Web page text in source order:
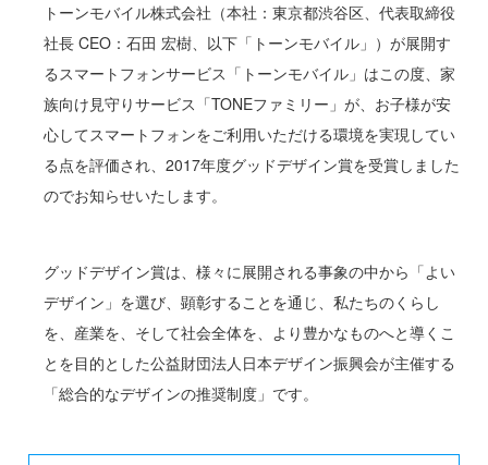
トーンモバイル株式会社（本社：東京都渋谷区、代表取締役
社長 CEO：石田 宏樹、以下「トーンモバイル」）が展開す
るスマートフォンサービス「トーンモバイル」はこの度、家
族向け見守りサービス「TONEファミリー」が、お子様が安
心してスマートフォンをご利用いただける環境を実現してい
る点を評価され、2017年度グッドデザイン賞を受賞しました
のでお知らせいたします。
グッドデザイン賞は、様々に展開される事象の中から「よい
デザイン」を選び、顕彰することを通じ、私たちのくらし
を、産業を、そして社会全体を、より豊かなものへと導くこ
とを目的とした公益財団法人日本デザイン振興会が主催する
「総合的なデザインの推奨制度」です。